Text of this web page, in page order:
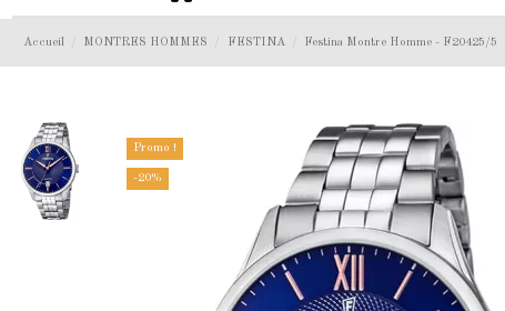
Accueil MONTRES HOMMES FESTINA Festina Montre Homme - F20425/5
Promo !
-20%